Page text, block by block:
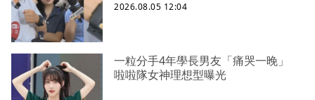
2026.08.05 12:04
一粒分手4年學長男友「痛哭一晚」
啦啦隊女神理想型曝光